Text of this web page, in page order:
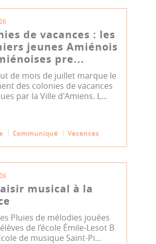
de vacances : les
jeunes Amiénois
pre...
de mois de juillet marque le
des colonies de vacances
par la Ville d'Amiens. L...
Communiqué Vacances
musical à la
Pluies de mélodies jouées
de l’école Émile-Lesot B
de musique Saint-Pi...